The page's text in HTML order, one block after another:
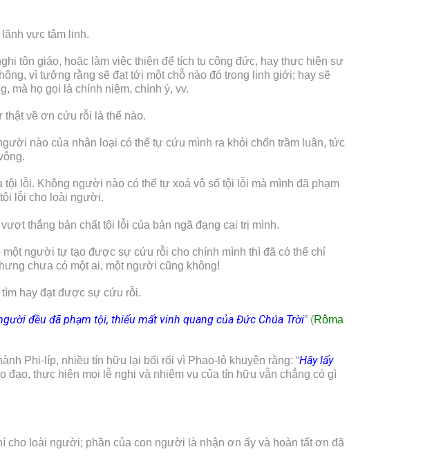
vực tâm linh.
tôn giáo, hoặc làm việc thiện để tích tụ công đức, hay thực hiện sự
vì tưởng rằng sẽ đạt tới một chỗ nào đó trong linh giới; hay sẽ
mà họ gọi là chính niệm, chính ý, vv.
thật về ơn cứu rỗi là thế nào.
nào của nhân loại có thể tự cứu mình ra khỏi chốn trầm luân, tức
lỗi. Không người nào có thể tự xoá vô số tội lỗi mà mình đã phạm
lỗi cho loài người.
thắng bản chất tội lỗi của bản ngã đang cai trị mình.
người tự tạo được sự cứu rỗi cho chính mình thì đã có thể chỉ
chưa có một ai, một người cũng không!
hay đạt được sự cứu rỗi.
đều đã phạm tội, thiếu mất vinh quang của Đức Chúa Trời” (Rôma
Phi-líp, nhiều tín hữu lại bối rối vì Phao-lô khuyên rằng: “Hãy lấy
đạo, thực hiện mọi lễ nghi và nhiệm vụ của tín hữu vẫn chẳng có gì
loài người; phần của con người là nhận ơn ấy và hoàn tất ơn đã